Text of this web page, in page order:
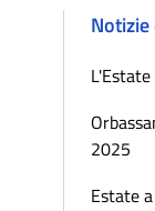
2025
Estate